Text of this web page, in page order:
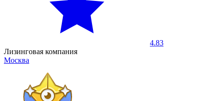
4.83
Лизинговая компания
Москва